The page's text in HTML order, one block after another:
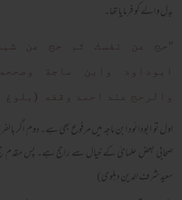
بدل والے کو فرمایا تھا۔
"حج عن نفسك ثم حج عن
ابوداود وابن ماجة
والرحج عند احمد وقفه (بلوغ
اول تو ابودائود ابن ماجہ میں مرفوع بھی ہے۔ دوم اگر
صحابی بعض علمائ کے خیال سے راحج ہے۔ پس مقدم
سعید شرف الدین دہلوی)